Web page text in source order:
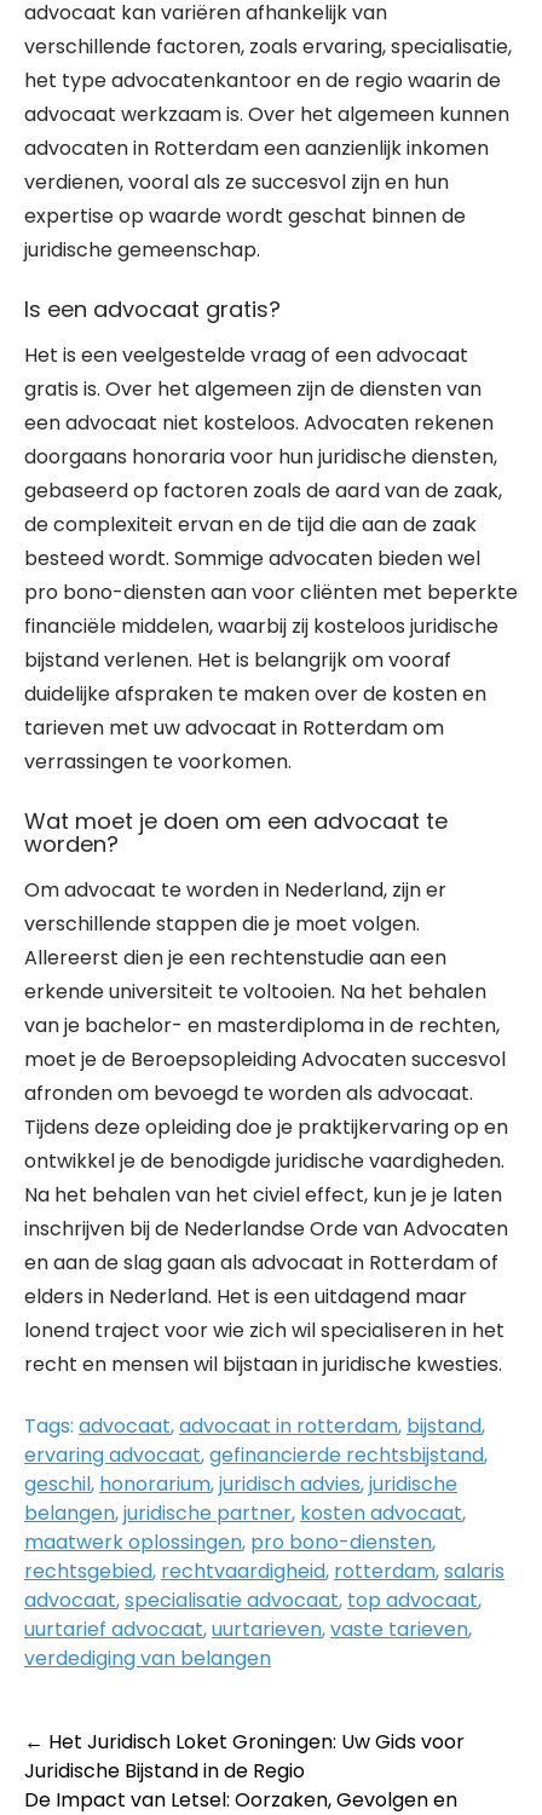
advocaat kan variëren afhankelijk van
verschillende factoren, zoals ervaring, specialisatie,
het type advocatenkantoor en de regio waarin de
advocaat werkzaam is. Over het algemeen kunnen
advocaten in Rotterdam een aanzienlijk inkomen
verdienen, vooral als ze succesvol zijn en hun
expertise op waarde wordt geschat binnen de
juridische gemeenschap.
Is een advocaat gratis?
Het is een veelgestelde vraag of een advocaat
gratis is. Over het algemeen zijn de diensten van
een advocaat niet kosteloos. Advocaten rekenen
doorgaans honoraria voor hun juridische diensten,
gebaseerd op factoren zoals de aard van de zaak,
de complexiteit ervan en de tijd die aan de zaak
besteed wordt. Sommige advocaten bieden wel
pro bono-diensten aan voor cliënten met beperkte
financiële middelen, waarbij zij kosteloos juridische
bijstand verlenen. Het is belangrijk om vooraf
duidelijke afspraken te maken over de kosten en
tarieven met uw advocaat in Rotterdam om
verrassingen te voorkomen.
Wat moet je doen om een advocaat te
worden?
Om advocaat te worden in Nederland, zijn er
verschillende stappen die je moet volgen.
Allereerst dien je een rechtenstudie aan een
erkende universiteit te voltooien. Na het behalen
van je bachelor- en masterdiploma in de rechten,
moet je de Beroepsopleiding Advocaten succesvol
afronden om bevoegd te worden als advocaat.
Tijdens deze opleiding doe je praktijkervaring op en
ontwikkel je de benodigde juridische vaardigheden.
Na het behalen van het civiel effect, kun je je laten
inschrijven bij de Nederlandse Orde van Advocaten
en aan de slag gaan als advocaat in Rotterdam of
elders in Nederland. Het is een uitdagend maar
lonend traject voor wie zich wil specialiseren in het
recht en mensen wil bijstaan in juridische kwesties.
Tags: advocaat,advocaat in rotterdam, bijstand,
ervaring advocaat,gefinancierde rechtsbijstand,
geschil, honorarium,juridisch advies,juridische
belangen,juridische partner, kosten advocaat,
maatwerk oplossingen, pro bono-diensten,
rechtsgebied, rechtvaardigheid, rotterdam,salaris
advocaat,specialisatie advocaat, top advocaat,
uurtarief advocaat,uurtarieven,vaste tarieven,
verdediging van belangen
Post
navigation
← Het Juridisch Loket Groningen: Uw Gids voor
Juridische Bijstand in de Regio
De Impact van Letsel: Oorzaken, Gevolgen en